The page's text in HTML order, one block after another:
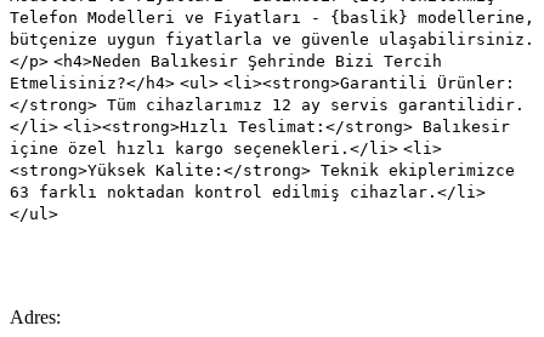
Telefon Modelleri ve Fiyatları - {baslik} modellerine,
bütçenize uygun fiyatlarla ve güvenle ulaşabilirsiniz.
</p> <h4>Neden Balıkesir Şehrinde Bizi Tercih
Etmelisiniz?</h4> <ul> <li><strong>Garantili Ürünler:
</strong> Tüm cihazlarımız 12 ay servis garantilidir.
</li> <li><strong>Hızlı Teslimat:</strong> Balıkesir
içine özel hızlı kargo seçenekleri.</li> <li>
<strong>Yüksek Kalite:</strong> Teknik ekiplerimizce
63 farklı noktadan kontrol edilmiş cihazlar.</li>
</ul>
Adres: